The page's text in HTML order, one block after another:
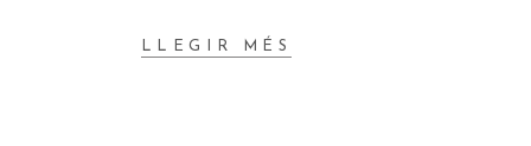
LLEGIR MÉS